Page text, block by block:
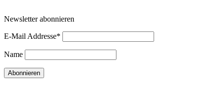
Newsletter abonnieren
E-Mail Addresse*
Name